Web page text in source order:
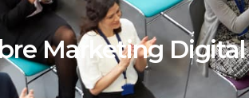
Marketing Digital